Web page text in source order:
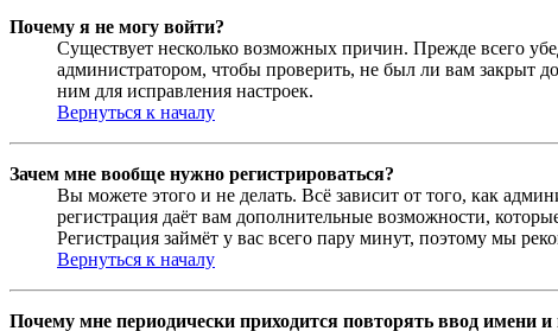
Почему я не могу войти?
Существует несколько возможных причин. Прежде всего
администратором, чтобы проверить, не был ли вам закрыт
ним для исправления настроек.
Вернуться к началу
Зачем мне вообще нужно регистрироваться?
Вы можете этого и не делать. Всё зависит от того, как
регистрация даёт вам дополнительные возможности,
Регистрация займёт у вас всего пару минут, поэтому мы
Вернуться к началу
Почему мне периодически приходится повторять ввод имени и